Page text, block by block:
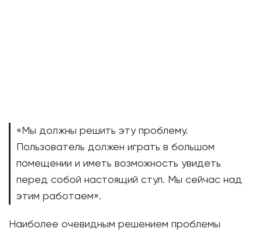
«Мы должны решить эту проблему.
Пользователь должен играть в большом
помещении и иметь возможность увидеть
перед собой настоящий стул. Мы сейчас над
этим работаем».
Наиболее очевидным решением проблемы